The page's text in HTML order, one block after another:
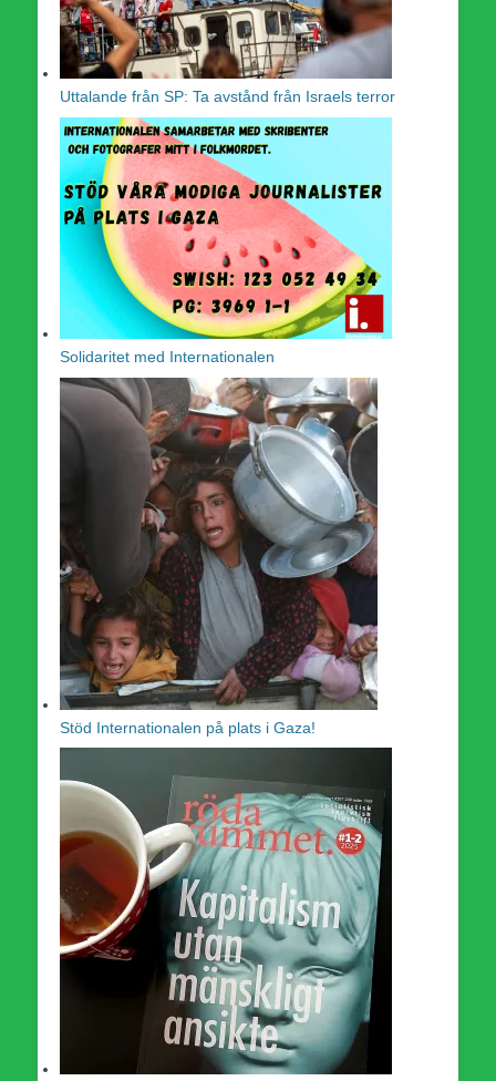
Uttalande från SP: Ta avstånd från Israels terror
Solidaritet med Internationalen
Stöd Internationalen på plats i Gaza!